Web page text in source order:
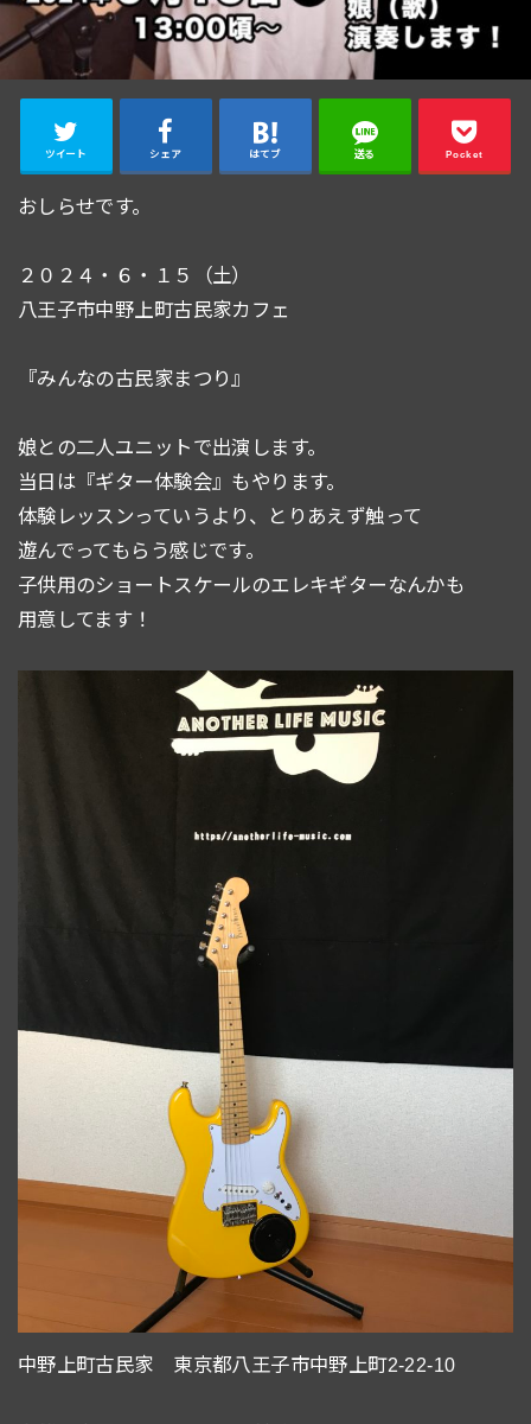
ツイート シェア はてブ 送る Pocket
おしらせです。
２０２４・６・１５（土）
八王子市中野上町古民家カフェ
『みんなの古民家まつり』
娘との二人ユニットで出演します。
当日は『ギター体験会』もやります。
体験レッスンっていうより、とりあえず触って
遊んでってもらう感じです。
子供用のショートスケールのエレキギターなんかも
用意してます！
中野上町古民家 東京都八王子市中野上町2-22-10